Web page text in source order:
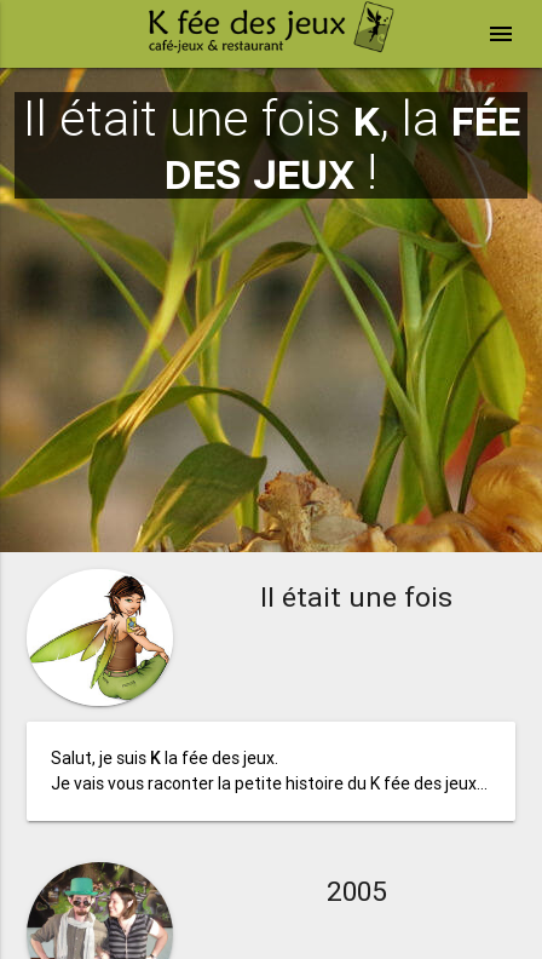
menu
Il était une fois K, lafée
des jeux !
Il était une fois
Salut, je suis Kla fée des jeux.
Je vais vous raconter la petite histoire du K fée des jeux...
2005